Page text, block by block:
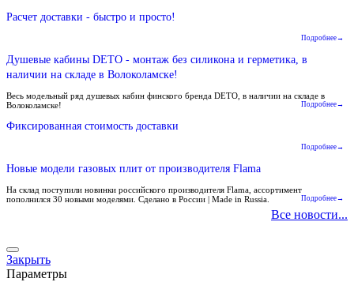
Расчет доставки - быстро и просто!
Подробнее→
Душевые кабины DETO - монтаж без силикона и герметика, в
наличии на складе в Волоколамске!
Весь модельный ряд душевых кабин финского бренда DETO, в наличии на складе в
Волоколамске!
Подробнее→
Фиксированная стоимость доставки
Подробнее→
Новые модели газовых плит от производителя Flama
На склад поступили новинки российского производителя Flama, ассортимент
пополнился 30 новыми моделями. Сделано в России | Made in Russia.
Подробнее→
Все новости...
Закрыть
Параметры